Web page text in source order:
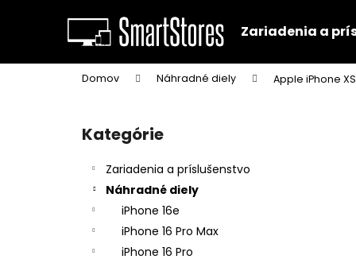
Zariadenia a
Domov Náhradné diely Apple iPhone
Preskočiť
kategórie
Kategórie
Zariadenia a príslušenstvo
Náhradné diely
iPhone 16e
iPhone 16 Pro Max
iPhone 16 Pro
í
Späť
do
obchodu
Späť
do
obchodu